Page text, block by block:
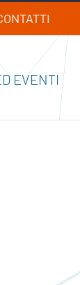
EVENTI